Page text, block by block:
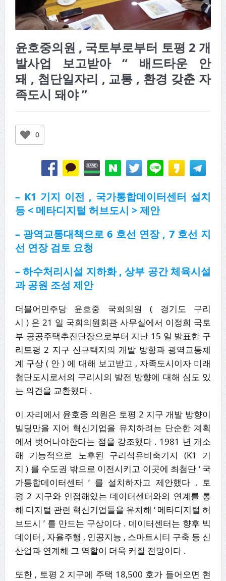
윤호중의원 , 국토부로부터 토평 2 개
발사업 보고받아 “ 배드타운 안
돼 , 첨단일자리 , 교통 , 환경 갖춘 자
족도시 돼야 ”
0
– K1 기지 이전 , 국가통합데이터센터 설치
등 < 메타디지털 허브도시 > 제안
– 광역교통대책으로 6 호선 연장 , 7 호선 지
선 연장 검토 요청
– 하수처리시설 지하화 , 상부 공간 체육시설
과 공원 조성 제안
더불어민주당 윤호중 국회의원 ( 경기도 구리
시 ) 은 21 일 국회의원회관 사무실에서 이정희 국토
부 공공주택추진단장으로부터 지난 15 일 발표한 구
리토평 2 지구 신규택지의 개발 방향과 광역교통체
계 구상 ( 안 ) 에 대해 보고받고 , 자족도시이자 미래
첨단도시로서의 구리시의 발전 방향에 대해 심도 있
는 의견을 교환했다 .
이 자리에서 윤호중 의원은 토평 2 지구 개발 방향이
빌딩만을 지어 혁신기업을 유치하려는 단순한 계획
에서 벗어나야한다는 점을 강조했다 . 1981 년 개소
해 기능적으로 노후된 구리석유비축기지 (K1 기
지 ) 를 수도권 밖으로 이전시키고 이곳에 최첨단 ‘ 국
가통합데이터센터 ’ 를 설치하자고 제안했다 . 토
평 2 지구와 인접해있는 데이터센터와의 연계를 통
해 디지털 관련 혁신기업들을 유치해 ‘ 메타디지털 허
브도시 ’ 를 만드는 구상이다 . 데이터센터는 향후 빅
데이터 , 자율주행 , 인공지능 , 스마트시티 구축 등 신
산업과 연계해 그 역할이 더욱 커질 전망이다 .
또한 , 토평 2 지구에 주택 18,500 호가 들어오면 현